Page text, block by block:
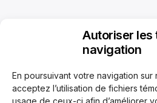
Autoriser les
navigation
En poursuivant votre navigation sur
acceptez l’utilisation de fichiers
usage de ceux-ci afin d’améliorer